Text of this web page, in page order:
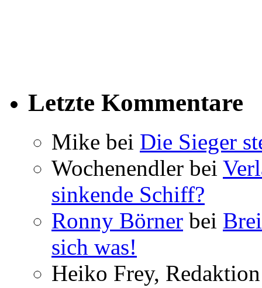
Letzte Kommentare
Mike bei Die Sieger
Wochenendler bei
sinkende Schiff?
Ronny Börner bei
sich was!
Heiko Frey,